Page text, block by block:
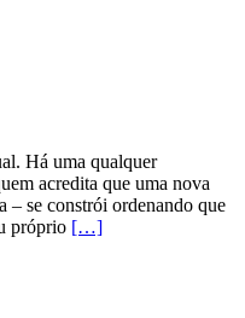
Há uma qualquer
acredita que uma nova
– se constrói ordenando que
próprio […]